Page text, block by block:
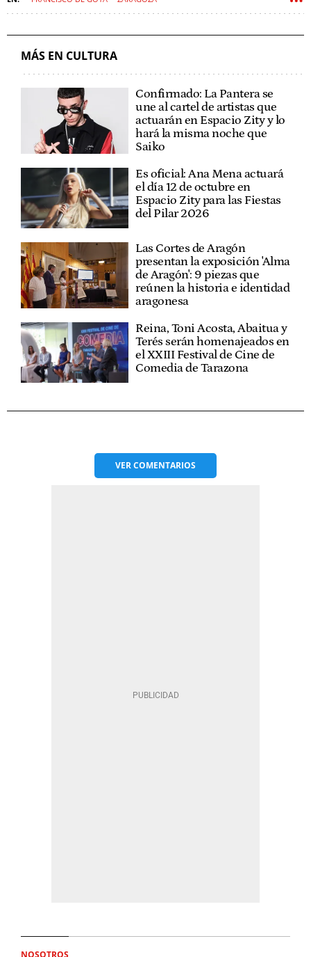
MÁS EN CULTURA
Confirmado: La Pantera se
une al cartel de artistas que
actuarán en Espacio Zity y lo
hará la misma noche que
Saiko
Es oficial: Ana Mena actuará
el día 12 de octubre en
Espacio Zity para las Fiestas
del Pilar 2026
Las Cortes de Aragón
presentan la exposición 'Alma
de Aragón': 9 piezas que
reúnen la historia e identidad
aragonesa
Reina, Toni Acosta, Abaitua y
Terés serán homenajeados en
el XXIII Festival de Cine de
Comedia de Tarazona
VERCOMENTARIOS